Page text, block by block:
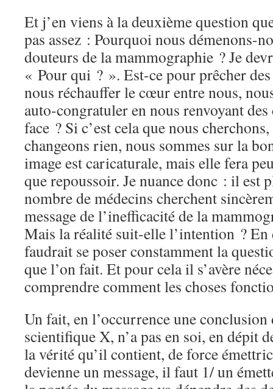
Et j’en viens à la deuxième question
pas assez : Pourquoi nous démenons-
douteurs de la mammographie ? Je
« Pour qui ? ». Est-ce pour prêcher
nous réchauffer le cœur entre nous,
auto-congratuler en nous renvoyant
face ? Si c’est cela que nous
changeons rien, nous sommes sur la
image est caricaturale, mais elle fera
que repoussoir. Je nuance donc : il est
nombre de médecins cherchent
message de l’inefficacité de la
Mais la réalité suit-elle l’intention ? En
faudrait se poser constamment la
que l’on fait. Et pour cela il s’avère
comprendre comment les choses
Un fait, en l’occurrence une conclusion
scientifique X, n’a pas en soi, en dépit
la vérité qu’il contient, de force
devienne un message, il faut 1/ un